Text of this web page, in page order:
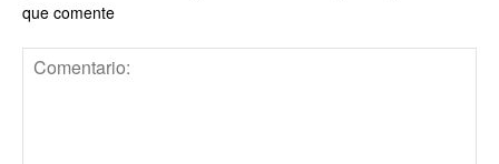
que comente